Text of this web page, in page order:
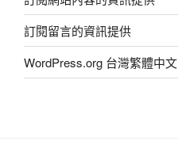
訂閱留言的資訊提供
WordPress.org 台灣繁體中文